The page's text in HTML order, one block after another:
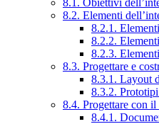
8.1. Obiettivi
8.2. Elementi
8.2.1.
8.2.2.
8.2.3.
8.3. Progettare e
8.3.1. Layout
8.3.2.
8.4. Progettare con
8.4.1.